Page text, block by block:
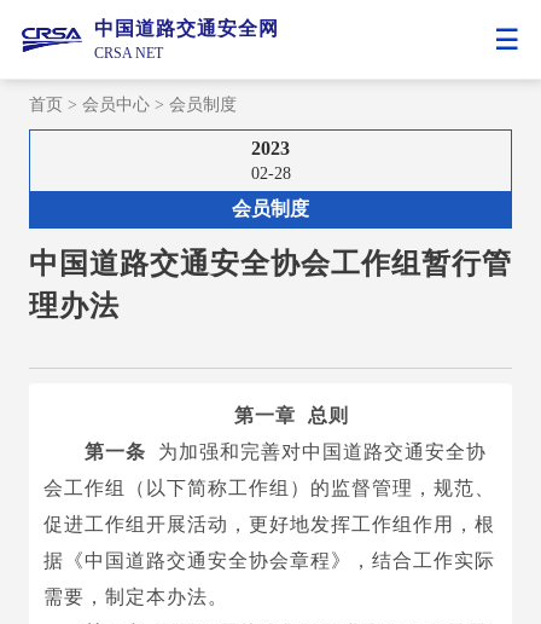
中国道路交通安全网
CRSA NET
首页 > 会员中心 > 会员制度
2023
02-28
会员制度
中国道路交通安全协会工作组暂行管
理办法
第一章 总则
第一条
为加强和完善对中国道路交通安全协
会工作组（以下简称工作组）的监督管理，规范、
促进工作组开展活动，更好地发挥工作组作用， 根
据《中国道路交通安全协会章程》，结合工作实际
需要，制定本办法。